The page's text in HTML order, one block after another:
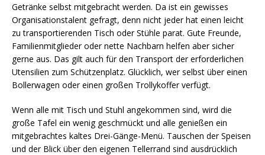
Getränke selbst mitgebracht werden. Da ist ein gewisses
Organisationstalent gefragt, denn nicht jeder hat einen leicht
zu transportierenden Tisch oder Stühle parat. Gute Freunde,
Familienmitglieder oder nette Nachbarn helfen aber sicher
gerne aus. Das gilt auch für den Transport der erforderlichen
Utensilien zum Schützenplatz. Glücklich, wer selbst über einen
Bollerwagen oder einen großen Trollykoffer verfügt.
Wenn alle mit Tisch und Stuhl angekommen sind, wird die
große Tafel ein wenig geschmückt und alle genießen ein
mitgebrachtes kaltes Drei-Gänge-Menü. Tauschen der Speisen
und der Blick über den eigenen Tellerrand sind ausdrücklich